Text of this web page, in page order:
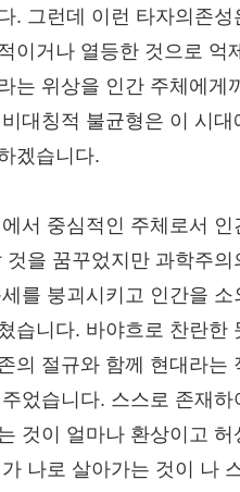
. 그런데 이런 타자의존성
이거나 열등한 것으로 억
는 위상을 인간 주체에게
대칭적 불균형은 이 시대
겠습니다.
서 중심적인 주체로서 인
을 꿈꾸었지만 과학주의
를 붕괴시키고 인간을
습니다. 바야흐로 찬란한
의 절규와 함께 현대라는
었습니다. 스스로 존재
것이 얼마나 환상이고
나로 살아가는 것이 나